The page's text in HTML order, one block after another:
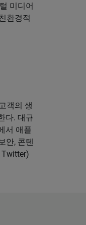
미디어
환경적
객의 생
다. 대규
서 애플
안, 콘텐
Twitter)